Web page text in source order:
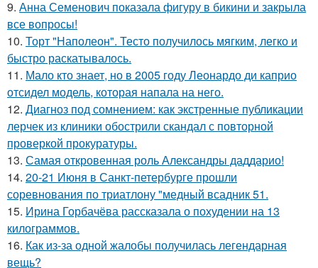
9. Анна Семенович показала фигуру в бикини и закрыла
все вопросы!
10. Торт "Наполеон". Тесто получилось мягким, легко и
быстро раскатывалось.
11. Мало кто знает, но в 2005 году Леонардо ди каприо
отсидел модель, которая напала на него.
12. Диагноз под сомнением: как экстренные публикации
лерчек из клиники обострили скандал с повторной
проверкой прокуратуры.
13. Самая откровенная роль Александры даддарио!
14. 20-21 Июня в Санкт-петербурге прошли
соревнования по триатлону "медный всадник 51.
15. Ирина Горбачёва рассказала о похудении на 13
килограммов.
16. Как из-за одной жалобы получилась легендарная
вещь?